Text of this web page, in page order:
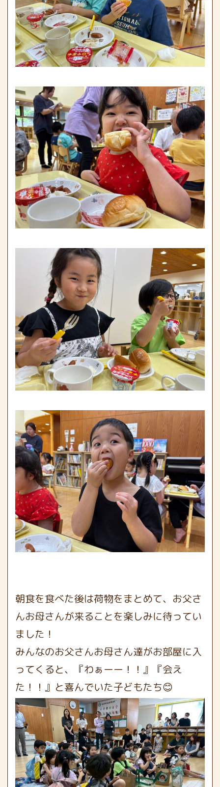
朝食を食べた後は荷物をまとめて、お父さ
んお母さんが来ることを楽しみに待ってい
ました！
みんなのお父さんお母さん達がお部屋に入
ってくると、『わぁーー！！』『会え
た！！』と喜んでいた子どもたち😊